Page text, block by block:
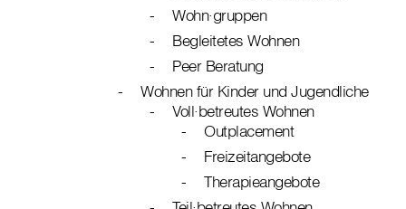
Wohn∙gruppen
Begleitetes Wohnen
Peer Beratung
Wohnen für Kinder und Jugendliche
Voll∙betreutes Wohnen
Outplacement
Freizeitangebote
Therapieangebote